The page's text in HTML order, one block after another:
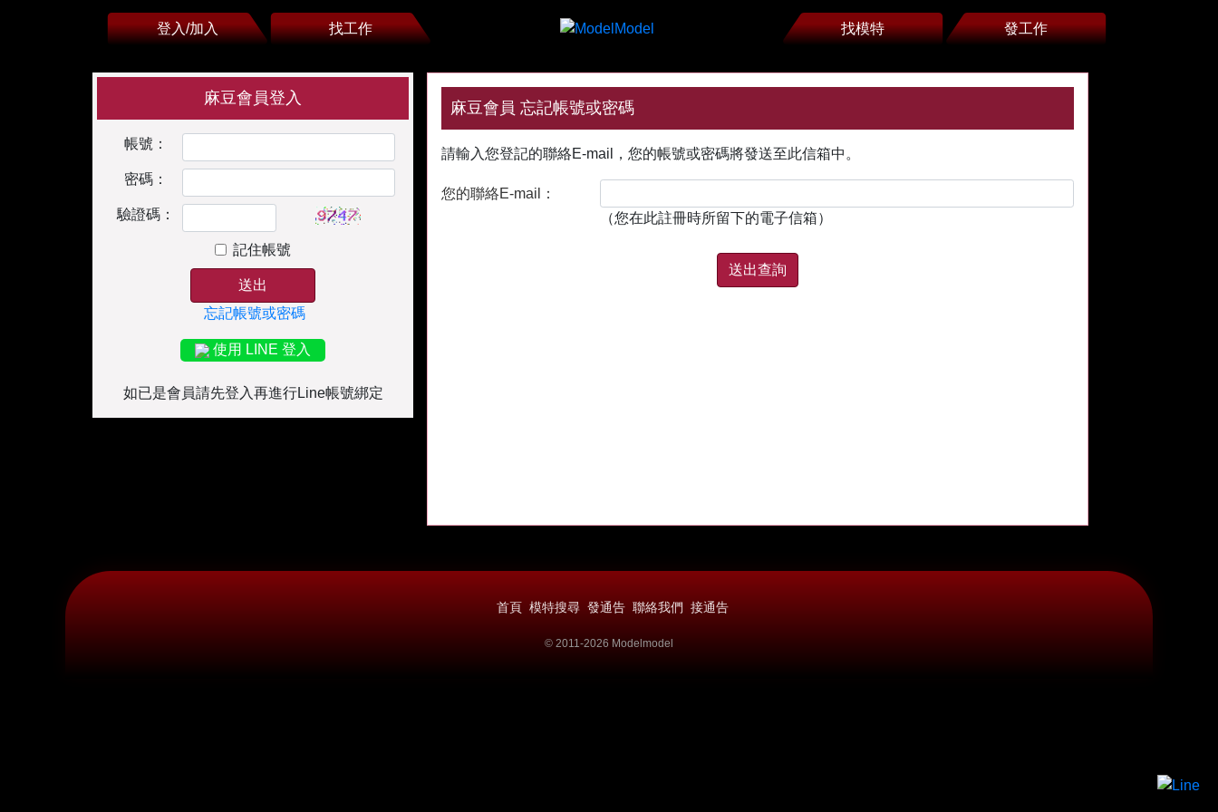
登入/加入 找工作 找模特 發工作
麻豆會員登入
帳號：
密碼：
驗證碼：
記住帳號
送出
忘記帳號或密碼
使用 LINE 登入
如已是會員請先登入再進行Line帳號綁定
麻豆會員 忘記帳號或密碼
請輸入您登記的聯絡E-mail，您的帳號或密碼將發送至此信箱中。
您的聯絡E-mail：
（您在此註冊時所留下的電子信箱）
首頁 模特搜尋 發通告 聯絡我們 接通告
© 2011-2026 Modelmodel